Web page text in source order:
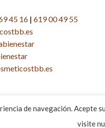
45 16 | 619 00 49 55
de navegación. Acepte
visite